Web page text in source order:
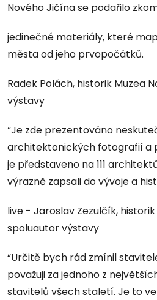
Nového Jičína se podařilo
jedinečné materiály, které
města od jeho prvopočátků.
Radek Polách, historik Muzea
výstavy
“Je zde prezentováno
architektonických fotografií a
je představeno na 111
výrazně zapsali do vývoje a
live - Jaroslav Zezulčík,
spoluautor výstavy
“Určitě bych rád zmínil
považuji za jednoho z
stavitelů všech staletí. Je to